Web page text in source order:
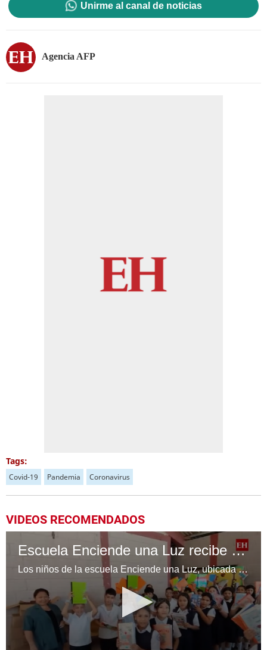
Unirme al canal de noticias
Agencia AFP
Tags:
Covid-19 Pandemia Coronavirus
VIDEOS RECOMENDADOS
Escuela Enciende una Luz recibe cuadernos Quick, gracias a la Maratón del Saber
Los niños de la escuela Enciende una Luz, ubicada en la colonia Altos de Santa Rosa, al sur de Tegucigalpa, recibieron cuadernos Quick como parte de la Campaña Maratón del Saber.